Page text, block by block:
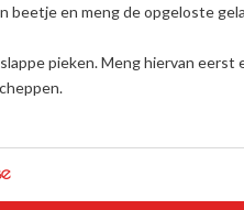
beetje en meng de opgeloste
pieken. Meng hiervan